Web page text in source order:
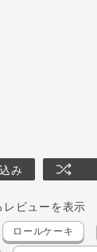
み
レビューを表示
ロールケーキ